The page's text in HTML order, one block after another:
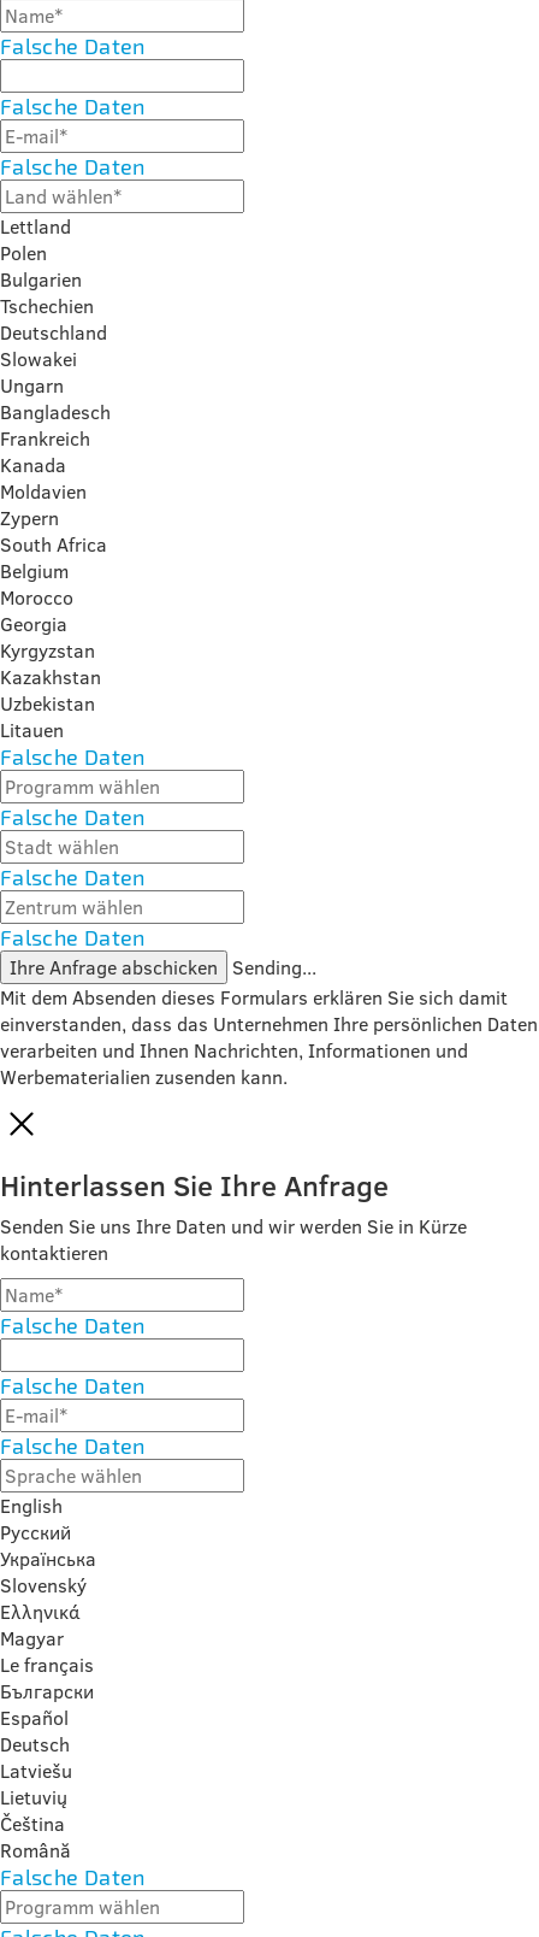
Falsche Daten
Falsche Daten
Falsche Daten
Lettland
Polen
Bulgarien
Tschechien
Deutschland
Slowakei
Ungarn
Bangladesch
Frankreich
Kanada
Moldavien
Zypern
South Africa
Belgium
Morocco
Georgia
Kyrgyzstan
Kazakhstan
Uzbekistan
Litauen
Falsche Daten
Falsche Daten
Falsche Daten
Falsche Daten
Ihre Anfrage abschicken
Sending...
Mit dem Absenden dieses Formulars erklären Sie sich damit
einverstanden, dass das Unternehmen Ihre persönlichen Daten
verarbeiten und Ihnen Nachrichten, Informationen und
Werbematerialien zusenden kann.
Hinterlassen Sie Ihre Anfrage
Senden Sie uns Ihre Daten und wir werden Sie in Kürze
kontaktieren
Falsche Daten
Falsche Daten
Falsche Daten
English
Русский
Українська
Slovenský
Ελληνικά
Magyar
Le français
Български
Español
Deutsch
Latviešu
Lietuvių
Čeština
Română
Falsche Daten